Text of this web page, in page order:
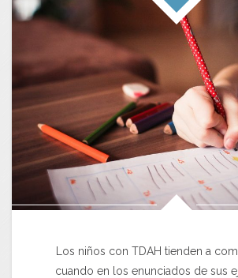
Los niños con TDAH tienden a
cuando en los enunciados de sus